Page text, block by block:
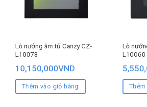
Lò nướng âm tủ Canzy CZ-
L10073
10,150,000VND
Thêm vào giỏ hàng
Lò
L10060